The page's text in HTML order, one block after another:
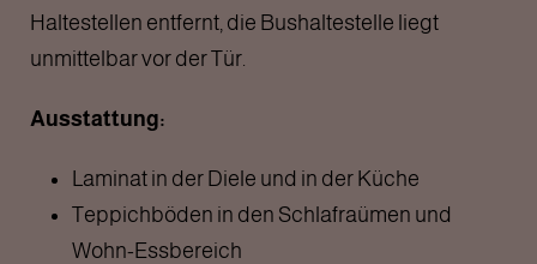
Haltestellen entfernt, die Bushaltestelle liegt
unmittelbar vor der Tür.
Ausstattung:
Laminat in der Diele und in der Küche
Teppichböden in den Schlafraümen und
Wohn-Essbereich